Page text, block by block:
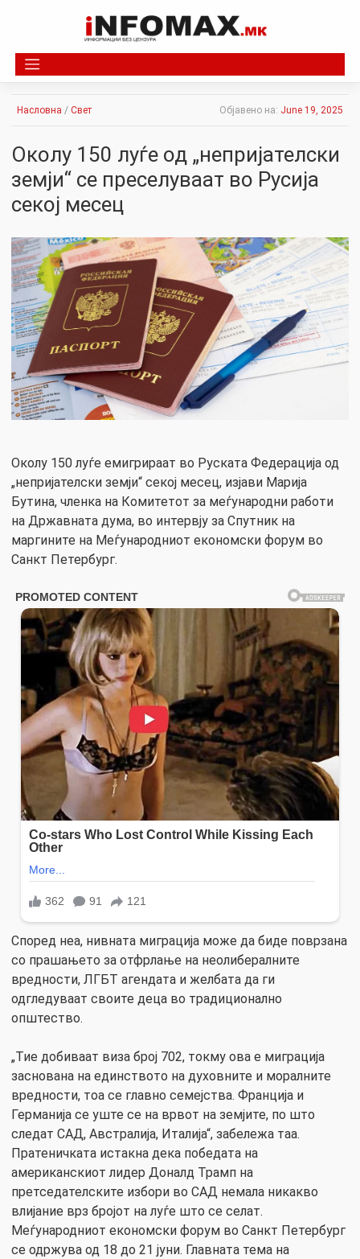
Насловна / Свет Објавено на: June 19, 2025
Околу 150 луѓе од „непријателски
земји“ се преселуваат во Русија
секој месец
Околу 150 луѓе емигрираат во Руската Федерација од
„непријателски земји“ секој месец, изјави Марија
Бутина, членка на Комитетот за меѓународни работи
на Државната дума, во интервју за Спутник на
маргините на Меѓународниот економски форум во
Санкт Петербург.
Според неа, нивната миграција може да биде поврзана
со прашањето за отфрлање на неолибералните
вредности, ЛГБТ агендата и желбата да ги
одгледуваат своите деца во традиционално
општество.
„Тие добиваат виза број 702, токму ова е миграција
заснована на единството на духовните и моралните
вредности, тоа се главно семејства. Франција и
Германија се уште се на врвот на земјите, по што
следат САД, Австралија, Италија“, забележа таа.
Пратеничката истакна дека победата на
американскиот лидер Доналд Трамп на
претседателските избори во САД немала никакво
влијание врз бројот на луѓе што се селат.
Меѓународниот економски форум во Санкт Петербург
се одржува од 18 до 21 јуни. Главната тема на